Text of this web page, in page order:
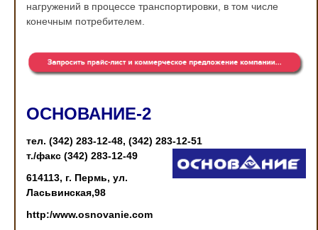
нагружений в процессе транспортировки, в том числе
конечным потребителем.
ОСНОВАНИЕ-2
тел. (342) 283-12-48, (342) 283-12-51
т./факс (342) 283-12-49
614113, г. Пермь, ул.
Ласьвинская,98
http:/www.osnovanie.com